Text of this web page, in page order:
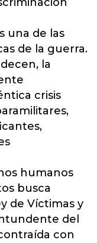
una de las
de la guerra.
la
crisis
humanos
busca
de Víctimas y
del
con